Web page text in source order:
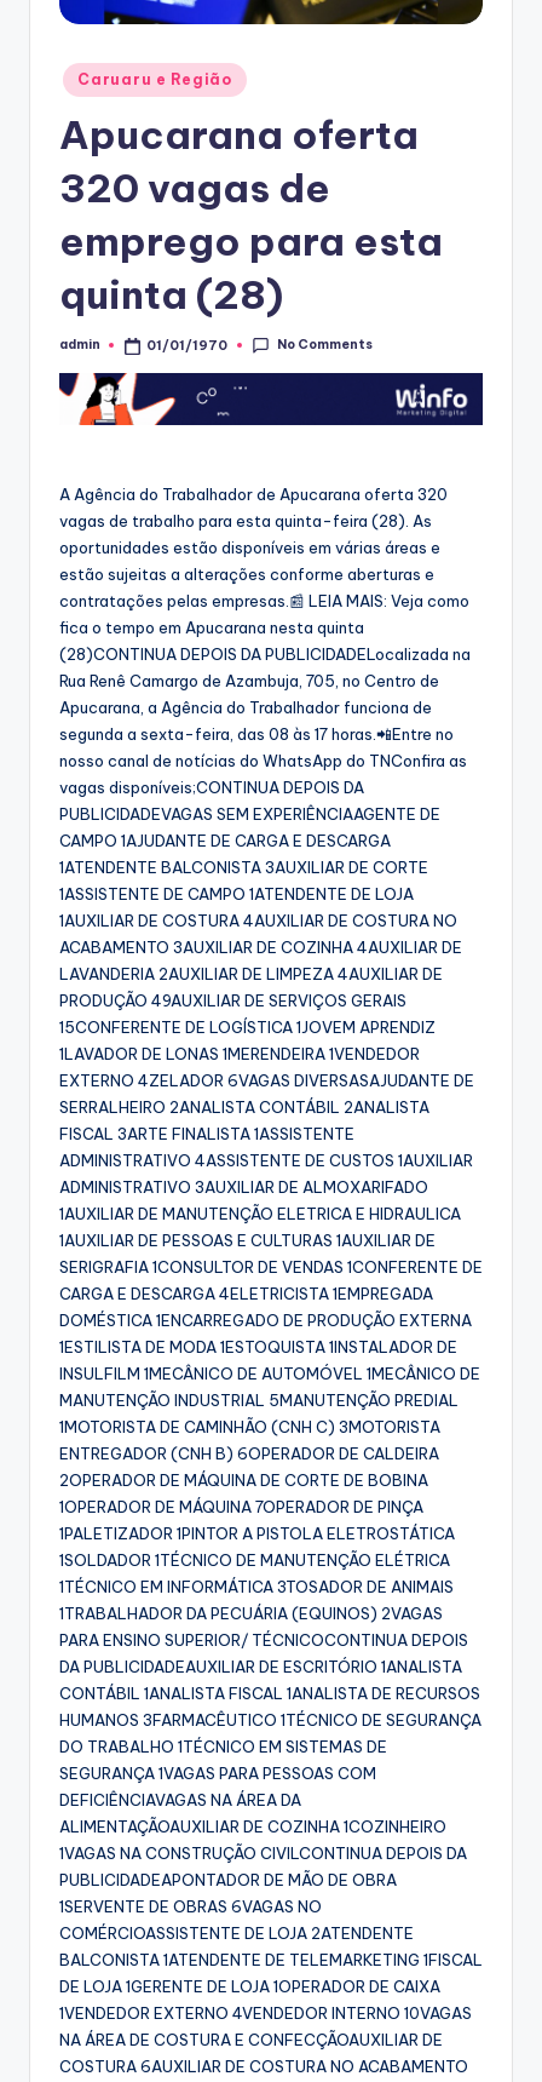
Posted
in
Caruaru e Região
Apucarana oferta
320 vagas de
emprego para esta
quinta (28)
Posted
admin 01/01/1970 No Comments
A Agência do Trabalhador de Apucarana oferta 320
vagas de trabalho para esta quinta-feira (28). As
oportunidades estão disponíveis em várias áreas e
estão sujeitas a alterações conforme aberturas e
contratações pelas empresas.📰 LEIA MAIS: Veja como
fica o tempo em Apucarana nesta quinta
(28)CONTINUA DEPOIS DA PUBLICIDADELocalizada na
Rua Renê Camargo de Azambuja, 705, no Centro de
Apucarana, a Agência do Trabalhador funciona de
segunda a sexta-feira, das 08 às 17 horas.📲Entre no
nosso canal de notícias do WhatsApp do TNConfira as
vagas disponíveis;CONTINUA DEPOIS DA
PUBLICIDADEVAGAS SEM EXPERIÊNCIAAGENTE DE
CAMPO 1AJUDANTE DE CARGA E DESCARGA
1ATENDENTE BALCONISTA 3AUXILIAR DE CORTE
1ASSISTENTE DE CAMPO 1ATENDENTE DE LOJA
1AUXILIAR DE COSTURA 4AUXILIAR DE COSTURA NO
ACABAMENTO 3AUXILIAR DE COZINHA 4AUXILIAR DE
LAVANDERIA 2AUXILIAR DE LIMPEZA 4AUXILIAR DE
PRODUÇÃO 49AUXILIAR DE SERVIÇOS GERAIS
15CONFERENTE DE LOGÍSTICA 1JOVEM APRENDIZ
1LAVADOR DE LONAS 1MERENDEIRA 1VENDEDOR
EXTERNO 4ZELADOR 6VAGAS DIVERSASAJUDANTE DE
SERRALHEIRO 2ANALISTA CONTÁBIL 2ANALISTA
FISCAL 3ARTE FINALISTA 1ASSISTENTE
ADMINISTRATIVO 4ASSISTENTE DE CUSTOS 1AUXILIAR
ADMINISTRATIVO 3AUXILIAR DE ALMOXARIFADO
1AUXILIAR DE MANUTENÇÃO ELETRICA E HIDRAULICA
1AUXILIAR DE PESSOAS E CULTURAS 1AUXILIAR DE
SERIGRAFIA 1CONSULTOR DE VENDAS 1CONFERENTE DE
CARGA E DESCARGA 4ELETRICISTA 1EMPREGADA
DOMÉSTICA 1ENCARREGADO DE PRODUÇÃO EXTERNA
1ESTILISTA DE MODA 1ESTOQUISTA 1INSTALADOR DE
INSULFILM 1MECÂNICO DE AUTOMÓVEL 1MECÂNICO DE
MANUTENÇÃO INDUSTRIAL 5MANUTENÇÃO PREDIAL
1MOTORISTA DE CAMINHÃO (CNH C) 3MOTORISTA
ENTREGADOR (CNH B) 6OPERADOR DE CALDEIRA
2OPERADOR DE MÁQUINA DE CORTE DE BOBINA
1OPERADOR DE MÁQUINA 7OPERADOR DE PINÇA
1PALETIZADOR 1PINTOR A PISTOLA ELETROSTÁTICA
1SOLDADOR 1TÉCNICO DE MANUTENÇÃO ELÉTRICA
1TÉCNICO EM INFORMÁTICA 3TOSADOR DE ANIMAIS
1TRABALHADOR DA PECUÁRIA (EQUINOS) 2VAGAS
PARA ENSINO SUPERIOR/ TÉCNICOCONTINUA DEPOIS
DA PUBLICIDADEAUXILIAR DE ESCRITÓRIO 1ANALISTA
CONTÁBIL 1ANALISTA FISCAL 1ANALISTA DE RECURSOS
HUMANOS 3FARMACÊUTICO 1TÉCNICO DE SEGURANÇA
DO TRABALHO 1TÉCNICO EM SISTEMAS DE
SEGURANÇA 1VAGAS PARA PESSOAS COM
DEFICIÊNCIAVAGAS NA ÁREA DA
ALIMENTAÇÃOAUXILIAR DE COZINHA 1COZINHEIRO
1VAGAS NA CONSTRUÇÃO CIVILCONTINUA DEPOIS DA
PUBLICIDADEAPONTADOR DE MÃO DE OBRA
1SERVENTE DE OBRAS 6VAGAS NO
COMÉRCIOASSISTENTE DE LOJA 2ATENDENTE
BALCONISTA 1ATENDENTE DE TELEMARKETING 1FISCAL
DE LOJA 1GERENTE DE LOJA 1OPERADOR DE CAIXA
1VENDEDOR EXTERNO 4VENDEDOR INTERNO 10VAGAS
NA ÁREA DE COSTURA E CONFECÇÃOAUXILIAR DE
COSTURA 6AUXILIAR DE COSTURA NO ACABAMENTO